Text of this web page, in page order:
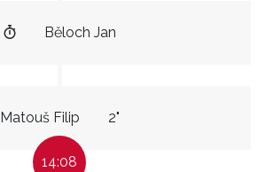
Běloch Jan
Matouš Filip 2"
14:08